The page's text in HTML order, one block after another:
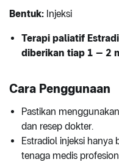
Bentuk: Injeksi
Terapi paliatif
diberikan tiap 1 – 2
Cara Penggunaan
Pastikan
dan resep dokter.
Estradiol injeksi hanya
tenaga medis